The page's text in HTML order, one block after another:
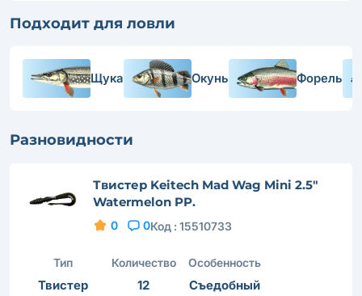
Подходит для ловли
Щука Окунь Форель
Разновидности
Твистер Keitech Mad Wag Mini 2.5"
Watermelon PP.
0 0Код : 15510733
Тип
Твистер
Количество
12
Особенность
Съедобный